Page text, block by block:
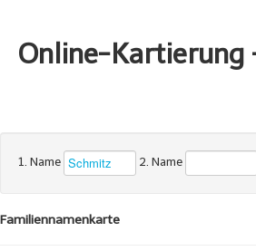
Online-Kartierung
1. Name 2. Name
Familiennamenkarte